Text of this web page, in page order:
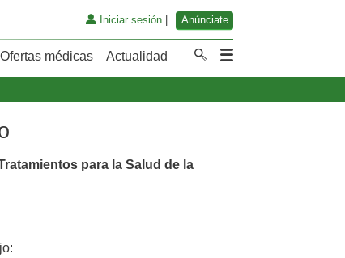
Iniciar sesión| Anúnciate
Ofertas médicas Actualidad
para la Salud de la